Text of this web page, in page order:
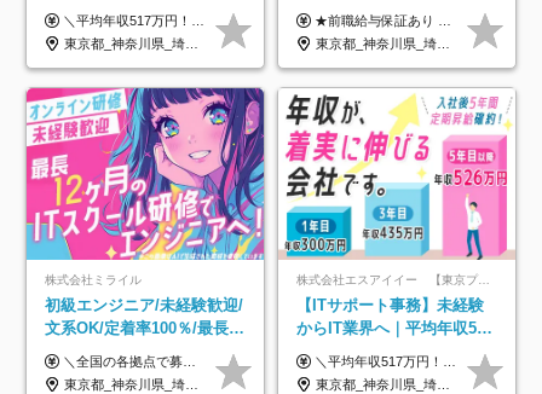
トOK◆残業月7h以下◆賞与
年3回◆5年目まで必ず昇給
＼平均年収517万円！入社5年目まで毎年必ず昇給／ ■賞与年3回 ■年収800万円以上も可 ■入社3年以上の平均年収469.2万円 月給23万2000円以上＋賞与年3回＋各種手当 ☆入社5年目まで最大1万5000円の定期昇給を確約 ┃各種手当充実 ・規定の資格を取得すれば、2000円～5万円を毎月支給（2万4000円～60万円／年） ・研修中に取得した取得率95％の資格でも研修後の給料UP ※月給は年齢・経験・能力を考慮して、優遇いたします ※上記月給金額は固定残業代（20時間/3万1300円円以上）を含み、超過分は別途支給いたします ※試用期間（6ヶ月）は月給に変動はありますが、その他待遇に差異はありません ├入社後1ヶ月～3ヶ月間は、月給20万1900円となります └上記金額は固定残業代（10時間／1万6000円）を含み、超過分は別途支給いたします
東京都_神奈川県_埼玉県_千葉県_大阪府_愛知県_北海道_青森県_岩手県_宮城県_秋田県_山形県_福島県_茨城県_栃木県_群馬県_新潟県_山梨県_長野県_富山県_石川県_福井県_静岡県_岐阜県_三重県_兵庫県_京都府_滋賀県_奈良県_和歌山県_広島県_岡山県_鳥取県_島根県_山口県_徳島県_香川県_愛媛県_高知県_福岡県_熊本県_佐賀県_長崎県_大分県_宮崎県_鹿児島県_沖縄県
給32万円～★残業月10h＆
年休120日以上★副業可
★前職給与保証あり ★月給32万円以上＋インセンティブあり 月給32万円以上＋インセンティブ＋各種手当 ※上記には固定残業代（月30時間・44,400円～）を含みます ※超過分は別途支給します ※試用期間はございません ★＼成果＝あなたの収入／★ 【1】案件単価ー8万円＝あなたの給与 参画したプロジェクトの案件単価から 一律8万円引いた金額があなたの給与です！ （月給例） ■1人称での構築・小規模な詳細設計 案件単価55万円ー8万円＝月給47万円（還元率85.5%） ■大型案件の設計・構築やプロジェクト管理 案件単価90万円ー8万円＝月給82万円（還元率91.1%） ‥‥‥‥‥‥‥‥‥‥‥‥‥‥‥‥‥‥ 【2】月給の他にも豊富なインセンティブあり 全員が月3～13万円のインセンティブをゲットしています！ ≪インセンティブ制度≫ 稼働している現場で増員・交代が発生し、 当社の人員を配属が決定した際に支給。 ◇C Addition正社員が参画 ：実粗利の10%／毎月 ◇協力会社所属の社員が参画：実粗利の30%／毎月 ≪リファラル制度≫ あなたの知り合いが当社のメンバーになった際に、 毎月1人あたり2万円支給します◎ ‥‥‥‥‥‥‥‥‥‥‥‥‥‥‥‥‥‥
東京都_神奈川県_埼玉県_千葉県_大阪府_愛知県_北海道_青森県_岩手県_宮城県_秋田県_山形県_福島県_茨城県_栃木県_群馬県_新潟県_山梨県_長野県_富山県_石川県_福井県_静岡県_岐阜県_三重県_兵庫県_京都府_滋賀県_奈良県_和歌山県_広島県_岡山県_鳥取県_島根県_山口県_徳島県_香川県_愛媛県_高知県_福岡県_熊本県_佐賀県_長崎県_大分県_宮崎県_鹿児島県_沖縄県
株式会社ミライル
初級エンジニア/未経験歓迎/
文系OK/定着率100％/最長1
年の自社ITスクール研修あ
り/年休130日
＼全国の各拠点で募集中！／ 給与は以下の通り、勤務地により異なります。 札幌：月給23万円～27万円 仙台：月給22万円～26万円 新潟：月給22万円～26万円 東京：月給26万円～30万円 大阪：月給24万円～29万円 福岡：月給23.5万円～27万円 沖縄：月給21万円～26万円 ◎給与は知識や経験を考慮して決定します。 ◎残業は別途全額支給します。 ◎試用期間12カ月あり（給与は以下の通りです。その他条件に変更はありません） （試用期間の給与） 札幌：月給18.6万円～ 仙台：月給19万円～ 新潟：月給18万円～ 東京：月給22万円～ 大阪：月給20.8万円～ 福岡：月給19万円～ 沖縄：月給18万円～
東京都_神奈川県_埼玉県_千葉県_大阪府_愛知県_北海道_青森県_岩手県_宮城県_秋田県_山形県_福島県_茨城県_栃木県_群馬県_新潟県_山梨県_長野県_富山県_石川県_福井県_静岡県_岐阜県_三重県_兵庫県_京都府_滋賀県_奈良県_和歌山県_広島県_岡山県_鳥取県_島根県_山口県_徳島県_香川県_愛媛県_高知県_福岡県_熊本県_佐賀県_長崎県_大分県_宮崎県_鹿児島県_沖縄県
株式会社エスアイイー 【東京プロマーケット上場】
【ITサポート事務】未経験
からIT業界へ｜平均年収517
万円｜ホワイト企業認定｜
年休134日｜リモートOK
＼平均年収517万円！入社5年目まで毎年必ず昇給／ ■賞与年3回 ■年収800万円以上も可 ■入社3年以上の平均年収469.2万円 月給23万2000円以上＋賞与年3回＋各種手当 ☆入社5年目まで最大1万5000円の定期昇給を確約 ┃各種手当充実 ・規定の資格を取得すれば、2000円～5万円を毎月支給（2万4000円～60万円／年） ・研修中に取得した取得率95％の資格でも研修後の給料UP ※月給は年齢・経験・能力を考慮して、優遇いたします ※上記月給金額は固定残業代（20時間/3万1300円円以上）を含み、超過分は別途支給いたします ※試用期間（6ヶ月）は月給に変動はありますが、その他待遇に差異はありません ├入社後1ヶ月～3ヶ月間は、月給20万1900円となります └上記金額は固定残業代（10時間／1万6000円）を含み、超過分は別途支給いたします
東京都_神奈川県_埼玉県_千葉県_大阪府_愛知県_北海道_青森県_岩手県_宮城県_秋田県_山形県_福島県_茨城県_栃木県_群馬県_新潟県_山梨県_長野県_富山県_石川県_福井県_静岡県_岐阜県_三重県_兵庫県_京都府_滋賀県_奈良県_和歌山県_広島県_岡山県_鳥取県_島根県_山口県_徳島県_香川県_愛媛県_高知県_福岡県_熊本県_佐賀県_長崎県_大分県_宮崎県_鹿児島県_沖縄県